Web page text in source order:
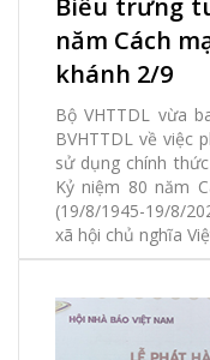
2204
năm Cách
khánh 2/9
Bộ VHTTDL vừa
BVHTTDL về việc
sử dụng chính
Kỷ niệm 80 năm
(19/8/1945-19/8/
xã hội chủ nghĩa